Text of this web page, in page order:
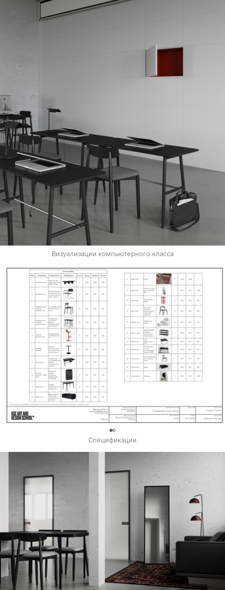
Визуализации компьютерного класса
Спецификации